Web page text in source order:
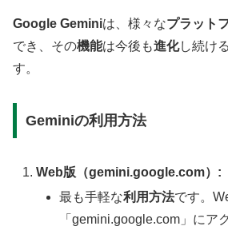
Google Geminiは、様々なプラット
でき、その機能は今後も進化し続け
す。
Geminiの利用方法
Web版（gemini.google.com）:
最も手軽な利用方法です。
「gemini.google.com」にア